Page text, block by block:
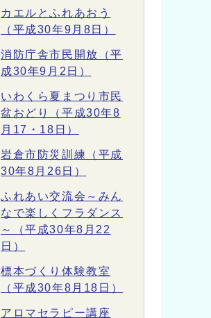
カエルとふれあおう
（平成30年9月8日）
消防庁舎市民開放（平
成30年9月2日）
いわくら夏まつり市民
盆おどり（平成30年8
月17・18日）
岩倉市防災訓練（平成
30年8月26日）
ふれあい交流会～みん
なで楽しくフラダンス
～（平成30年8月22
日）
標本づくり体験教室
（平成30年8月18日）
アロマセラピー講座